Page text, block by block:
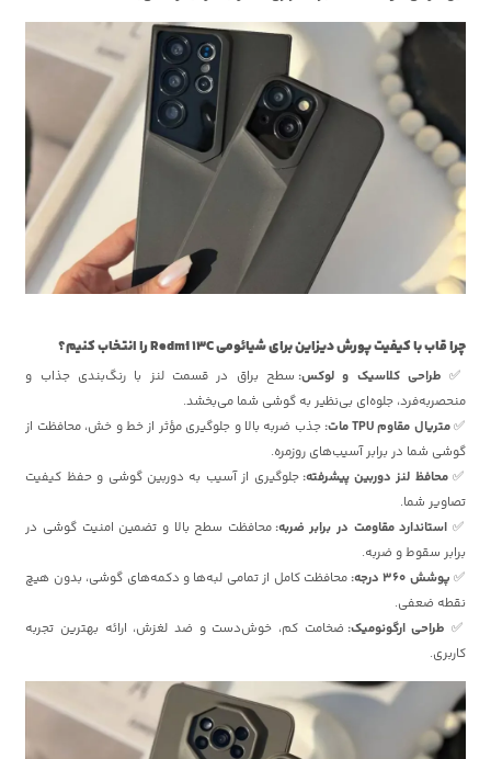
چرا قاب با کیفیت پورش دیزاین برای شیائومی Redmi 13C را انتخاب کنیم؟
✅ طراحی کلاسیک و لوکس: سطح براق در قسمت لنز با رنگ‌بندی جذاب و
منحصر‌به‌فرد، جلوه‌ای بی‌نظیر به گوشی شما می‌بخشد.
✅متریال مقاوم TPU مات:
جذب ضربه بالا و جلوگیری مؤثر از خط و خش، محافظت از
گوشی شما در برابر آسیب‌های روزمره.
✅محافظ لنز دوربین پیشرفته: جلوگیری از آسیب به دوربین گوشی و حفظ کیفیت
تصاویر شما.
✅ استاندارد مقاومت در برابر ضربه: محافظت سطح بالا و تضمین امنیت گوشی در
برابر سقوط و ضربه.
✅ پوشش 360 درجه:
محافظت کامل از تمامی لبه‌ها و دکمه‌های گوشی، بدون هیچ
نقطه ضعفی.
✅ طراحی ارگونومیک: ضخامت کم، خوش‌دست و ضد لغزش، ارائه بهترین تجربه
کاربری.